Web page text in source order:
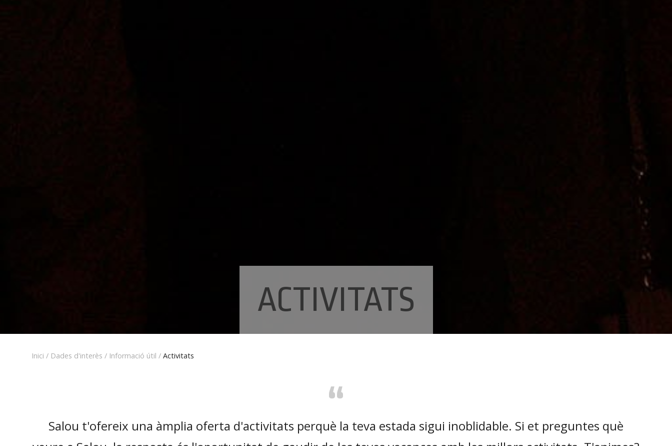
ACTIVITATS
Inici / Dades d'interès / Informació útil / Activitats
“
Salou t'ofereix una àmplia oferta d'activitats perquè la teva estada sigui inoblidable. Si et preguntes què